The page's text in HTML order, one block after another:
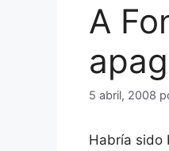
A
5 abril, 2008
Habría sido